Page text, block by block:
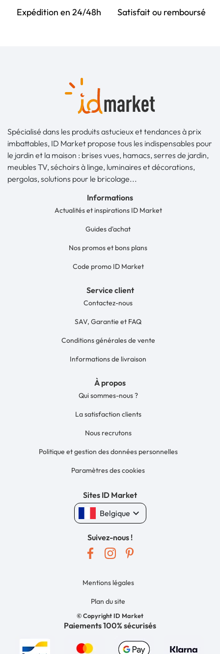
Expédition en 24/48h Satisfait ou remboursé
Spécialisé dans les produits astucieux et tendances à prix
imbattables, ID Market propose tous les indispensables pour
le jardin et la maison : brises vues, hamacs, serres de jardin,
meubles TV, séchoirs à linge, luminaires et décorations,
pergolas, solutions pour le bricolage...
Informations
Actualités et inspirations ID Market
Guides d'achat
Nos promos et bons plans
Code promo ID Market
Service client
Contactez-nous
SAV, Garantie et FAQ
Conditions générales de vente
Informations de livraison
À propos
Qui sommes-nous ?
La satisfaction clients
Nous recrutons
Politique et gestion des données personnelles
Paramètres des cookies
Sites ID Market
Belgique keyboard_arrow_down
Suivez-nous !
© Copyright ID Market
Mentions légales
Plan du site
Paiements 100% sécurisés